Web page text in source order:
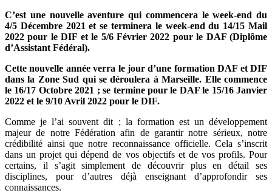
C’est une nouvelle aventure qui commencera le week-end du
4/5 Décembre 2021 et se terminera le week-end du 14/15 Mail
2022 pour le DIF et le 5/6 Février 2022 pour le DAF (Diplôme
d’Assistant Fédéral).
Cette nouvelle année verra le jour d’une formation DAF et DIF
dans la Zone Sud qui se déroulera à Marseille. Elle commence
le 16/17 Octobre 2021 ; se termine pour le DAF le 15/16 Janvier
2022 et le 9/10 Avril 2022 pour le DIF.
Comme je l’ai souvent dit ; la formation est un développement
majeur de notre Fédération afin de garantir notre sérieux, notre
crédibilité ainsi que notre reconnaissance officielle. Cela s’inscrit
dans un projet qui dépend de vos objectifs et de vos profils. Pour
certains, il s’agit simplement de découvrir plus en détail ses
disciplines, pour d’autres déjà enseignant d’approfondir ses
connaissances.